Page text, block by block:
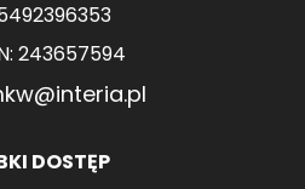
243657594
DOSTĘP